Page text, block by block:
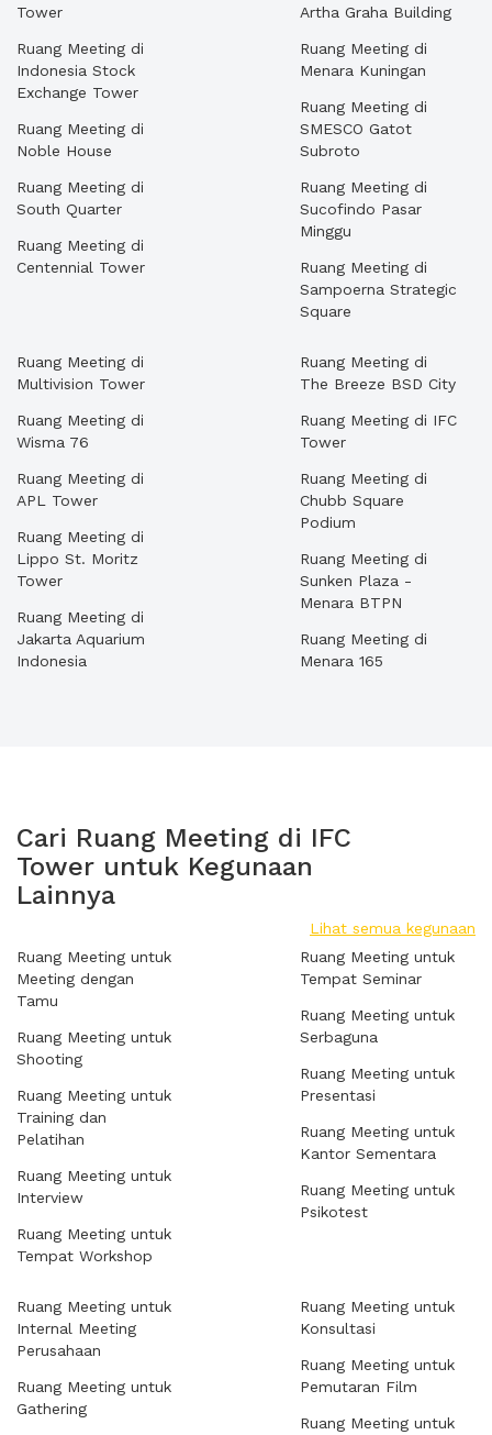
Tower
Ruang Meeting di
Indonesia Stock
Exchange Tower
Ruang Meeting di
Noble House
Ruang Meeting di
South Quarter
Ruang Meeting di
Centennial Tower
Artha Graha Building
Ruang Meeting di
Menara Kuningan
Ruang Meeting di
SMESCO Gatot
Subroto
Ruang Meeting di
Sucofindo Pasar
Minggu
Ruang Meeting di
Sampoerna Strategic
Square
Ruang Meeting di
Multivision Tower
Ruang Meeting di
Wisma 76
Ruang Meeting di
APL Tower
Ruang Meeting di
Lippo St. Moritz
Tower
Ruang Meeting di
Jakarta Aquarium
Indonesia
Ruang Meeting di
The Breeze BSD City
Ruang Meeting di IFC
Tower
Ruang Meeting di
Chubb Square
Podium
Ruang Meeting di
Sunken Plaza -
Menara BTPN
Ruang Meeting di
Menara 165
Cari Ruang Meeting di IFC
Tower untuk Kegunaan
Lainnya
Lihat semua kegunaan
Ruang Meeting untuk
Meeting dengan
Tamu
Ruang Meeting untuk
Shooting
Ruang Meeting untuk
Training dan
Pelatihan
Ruang Meeting untuk
Interview
Ruang Meeting untuk
Tempat Workshop
Ruang Meeting untuk
Tempat Seminar
Ruang Meeting untuk
Serbaguna
Ruang Meeting untuk
Presentasi
Ruang Meeting untuk
Kantor Sementara
Ruang Meeting untuk
Psikotest
Ruang Meeting untuk
Internal Meeting
Perusahaan
Ruang Meeting untuk
Gathering
Ruang Meeting untuk
Konsultasi
Ruang Meeting untuk
Pemutaran Film
Ruang Meeting untuk